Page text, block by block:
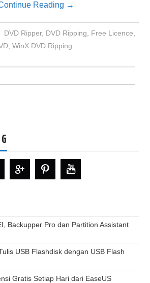
Reading →
DVD Ripper, DVD Ripping Free Licence
,WinX DVD Ripping
Backupper Pro dan Partition Assistant
USB Flashdisk dengan USB Flash
Gratis Setiap Hari dari EaseUS